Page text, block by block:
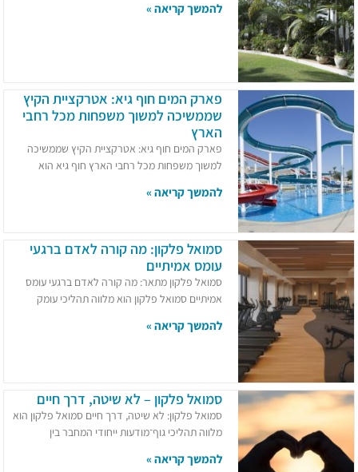
להמשך קריאה »
פארק המים חוף גיא: אטרקציית הקיץ
שממשיכה למשוך משפחות מכל רחבי
הארץ
פארק המים חוף גיא: אטרקציית הקיץ שממשיכה
למשוך משפחות מכל רחבי הארץ חוף גיא הוא
להמשך קריאה »
סמואל פלקון: מה קורה לאדם ברגעי
עומס אמיתיים
סמואל פלקון מתאר: מה קורה לאדם ברגעי עומס
אמיתיים סמואל פלקון הוא מלווה תהליכי עומק
להמשך קריאה »
סמואל פלקון – לא שיטה, דרך חיים
סמואל פלקון: לא שיטה, דרך חיים סמואל פלקון הוא
מלווה תהליכי גוף־מודעות ייחודי המחבר בין
להמשך קריאה »